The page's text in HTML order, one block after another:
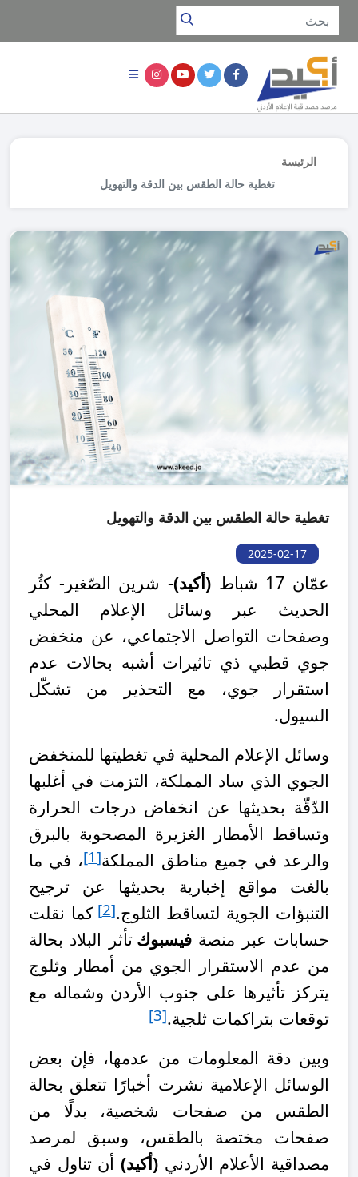
الرئيسة
تغطية حالة الطقس بين الدقة والتهويل
تغطية حالة الطقس بين الدقة والتهويل
2025-02-17
عمّان 17 شباط (أكيد)- شرين الصّغير- كثُر
الحديث عبر وسائل الإعلام المحلي
وصفحات التواصل الاجتماعي، عن منخفض
جوي قطبي ذي تاثيرات أشبه بحالات عدم
استقرار جوي، مع التحذير من تشكّل
السيول.
وسائل الإعلام المحلية في تغطيتها للمنخفض
الجوي الذي ساد المملكة، التزمت في أغلبها
الدّقّة بحديثها عن انخفاض درجات الحرارة
وتساقط الأمطار الغزيرة المصحوبة بالبرق
والرعد في جميع مناطق المملكة[1]
، في ما
بالغت مواقع إخبارية بحديثها عن ترجيح
التنبؤات الجوية لتساقط الثلوج.[2]
كما نقلت
حسابات عبر منصة فيسبوك تأثر البلاد بحالة
من عدم الاستقرار الجوي من أمطار وثلوج
يتركز تأثيرها على جنوب الأردن وشماله مع
توقعات بتراكمات ثلجية.[3]
وبين دقة المعلومات من عدمها، فإن بعض
الوسائل الإعلامية نشرت أخبارًا تتعلق بحالة
الطقس من صفحات شخصية، بدلًا من
صفحات مختصة بالطقس، وسبق لمرصد
مصداقية الأعلام الأردني (أكيد) أن تناول في